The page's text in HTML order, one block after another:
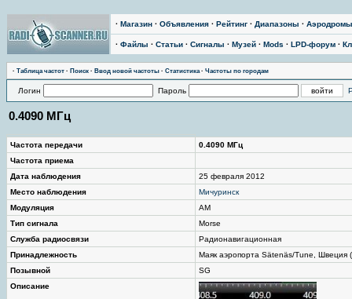
· Магазин · Объявления · Рейтинг · Диапазоны · Аэродромы
· Файлы · Статьи · Сигналы · Музей · Mods · LPD-форум ·
· Таблица частот · Поиск · Ввод новой частоты · Статистика· Частоты по городам
Логин Пароль
0.4090 МГц
Частота передачи
0.4090 МГц
Частота приема
Дата наблюдения
25 февраля 2012
Место наблюдения
Мичуринск
Модуляция
AM
Тип сигнала
Morse
Служба радиосвязи
Радионавигационная
Принадлежность
Маяк аэропорта Sätenäs/Tune, Швеция
Позывной
SG
Описание